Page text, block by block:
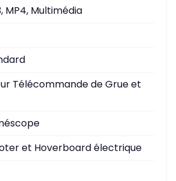
MP4, Multimédia
Télécommande de Grue et
et Hoverboard électrique